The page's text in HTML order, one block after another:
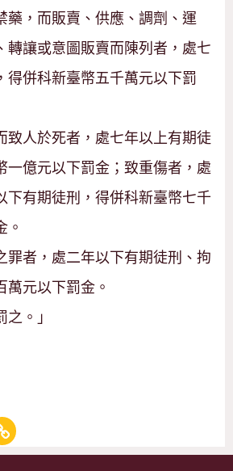
藥，而販賣、供應、調劑、運
轉讓或意圖販賣而陳列者，處七
得併科新臺幣五千萬元以下罰
致人於死者，處七年以上有期徒
一億元以下罰金；致重傷者，處
下有期徒刑，得併科新臺幣七千
。
罪者，處二年以下有期徒刑、拘
元以下罰金。
。」